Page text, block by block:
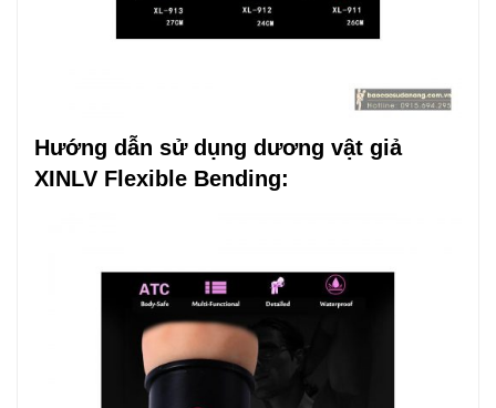
Hướng dẫn sử dụng dương vật giả
XINLV Flexible Bending: